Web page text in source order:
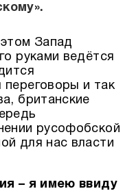
Запад
руками ведётся
и так
британские
русофобской
для нас власти
– я имею ввиду